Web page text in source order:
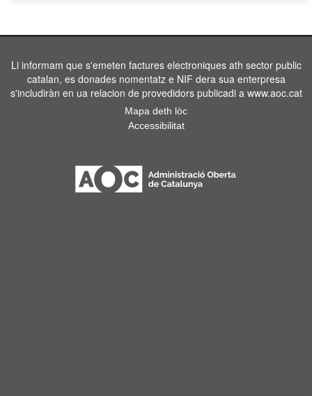
Li informam que s'emeten factures electroniques ath sector public
catalan, es donades nomentatz e NIF dera sua enterpresa
s'includiràn en ua relacion de provedidors publicadi a www.aoc.cat
Mapa deth lòc
Accessibilitat